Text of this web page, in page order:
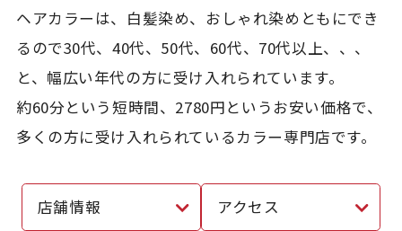
ヘアカラーは、白髪染め、おしゃれ染めともにでき
るので30代、40代、50代、60代、70代以上、、、
と、幅広い年代の方に受け入れられています。
約60分という短時間、2780円というお安い価格で、
多くの方に受け入れられているカラー専門店です。
店舗情報 アクセス